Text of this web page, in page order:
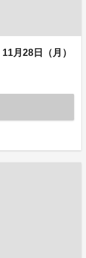
月28日（月）